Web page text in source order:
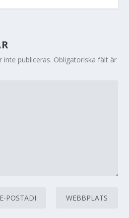
inte publiceras. Obligatoriska fält är